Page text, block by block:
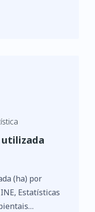
utilizada
(ha) por
Estatísticas